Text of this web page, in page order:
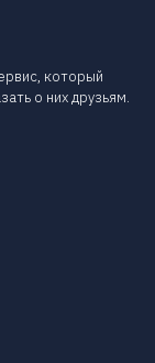
который
о них друзьям.